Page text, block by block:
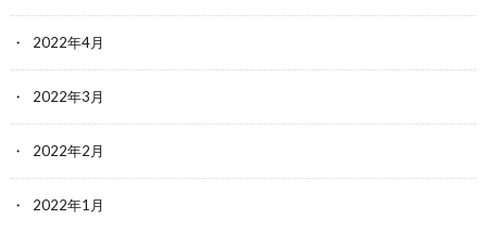
2022年4月
2022年3月
2022年2月
2022年1月